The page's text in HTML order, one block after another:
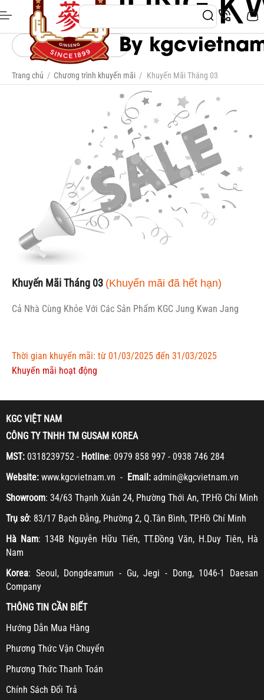
Categories
Trang chủ / Chương trình khuyến mãi / Khuyến Mãi Tháng 03
Khuyến Mãi Tháng 03 (Khuyến mãi đã hết hạn)
Cả Nhà Cùng Khỏe Với Các Sản Phẩm KGC Jung Kwan Jang
Thời gian khuyến mãi: từ 01/03/2025 đến 31/03/2025
Khuyến mãi hoạt động
KGC VIỆT NAM
CÔNG TY TNHH TM GUSAM KOREA
MST: 0318239752 - Hotline: 0979 858 997 - 0938 746 284
Website: www.kgcvietnam.vn - Email: admin@kgcvietnam.vn
Showroom: 34/63 Thạnh Xuân 24, Phường Thới An, TP.Hồ Chí Minh
Trụ sở: 83/17 Bạch Đằng, Phường 2, Q.Tân Bình, TP.Hồ Chí Minh
Hà Nam: 134B Nguyễn Hữu Tiến, TT.Đồng Văn, H.Duy Tiên, Hà
Nam
Korea: Seoul, Dongdeamun - Gu, Jegi - Dong, 1046-1 Daesan
Company
THÔNG TIN CẦN BIẾT
Hướng Dẫn Mua Hàng
Phương Thức Vận Chuyển
Phương Thức Thanh Toán
Chính Sách Đổi Trả